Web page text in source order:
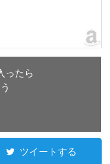
ったら
ツイートする